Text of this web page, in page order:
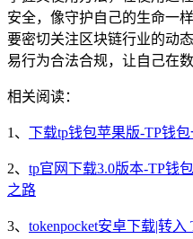
安全，像守护自己的生命一
要密切关注区块链行业的动
易行为合法合规，让自己在
相关阅读：
1、 下载tp钱包苹果版-TP钱
2、 tp官网下载3.0版本-TP钱
之路
3、 tokenpocket安卓下载|转